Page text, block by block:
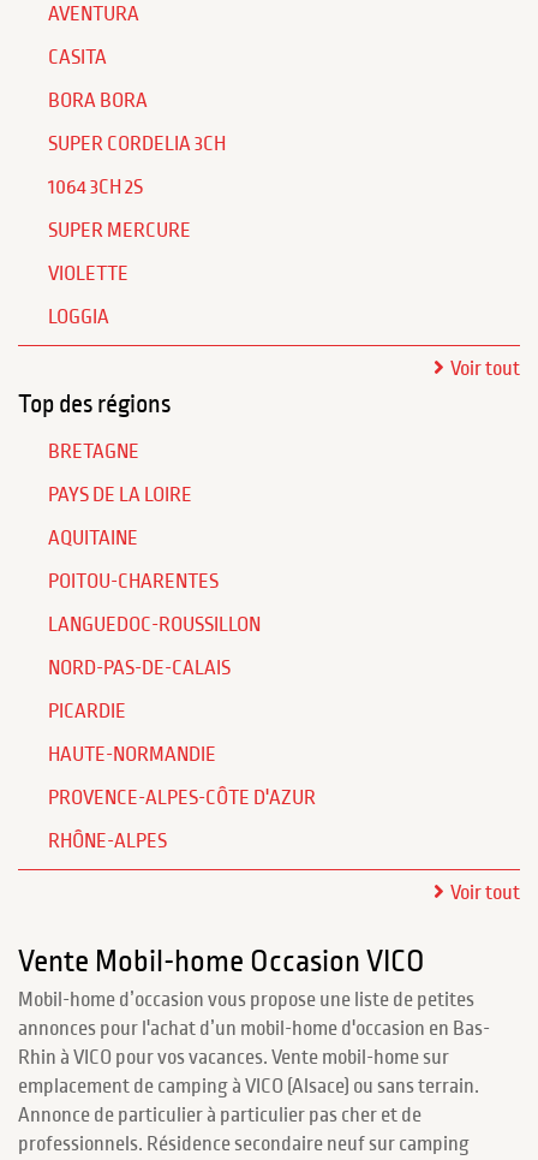
AVENTURA
CASITA
BORA BORA
SUPER CORDELIA 3CH
1064 3CH 2S
SUPER MERCURE
VIOLETTE
LOGGIA
Voir tout
Top des régions
BRETAGNE
PAYS DE LA LOIRE
AQUITAINE
POITOU-CHARENTES
LANGUEDOC-ROUSSILLON
NORD-PAS-DE-CALAIS
PICARDIE
HAUTE-NORMANDIE
PROVENCE-ALPES-CÔTE D'AZUR
RHÔNE-ALPES
Voir tout
Vente Mobil-home Occasion VICO
Mobil-home d’occasion vous propose une liste de petites
annonces pour l'achat d’un mobil-home d'occasion en Bas-
Rhin à VICO pour vos vacances. Vente mobil-home sur
emplacement de camping à VICO (Alsace) ou sans terrain.
Annonce de particulier à particulier pas cher et de
professionnels. Résidence secondaire neuf sur camping